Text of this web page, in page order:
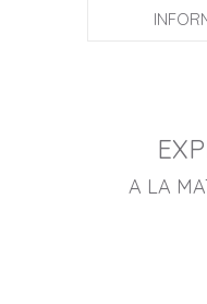
A LA